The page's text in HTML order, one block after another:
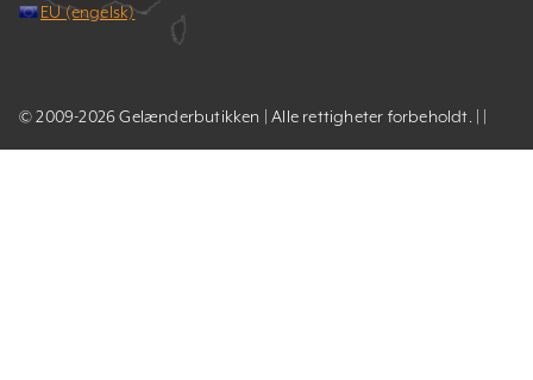
EU (engelsk)
© 2009-2026 Gelænderbutikken | Alle rettigheter forbeholdt. | |